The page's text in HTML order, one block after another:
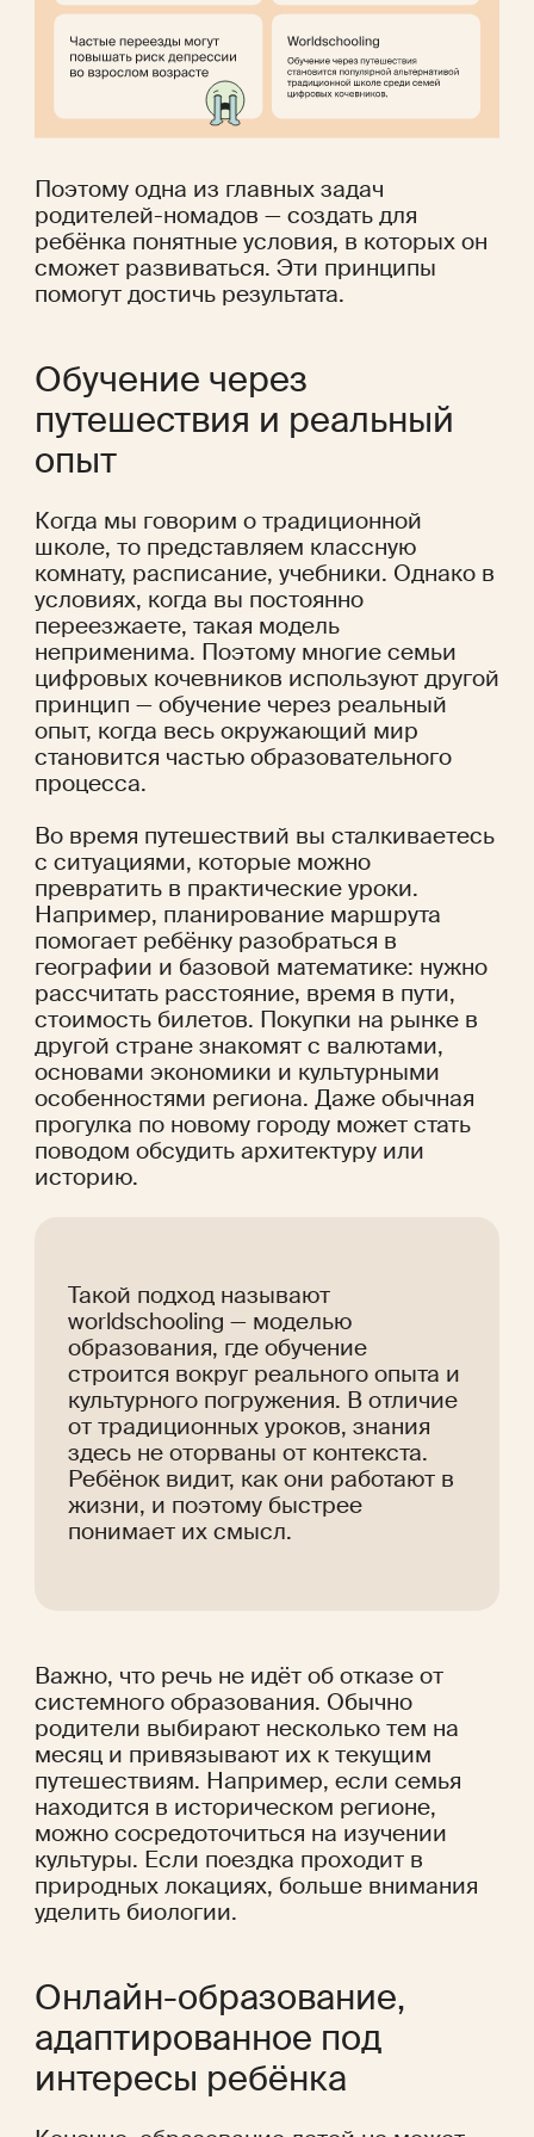
Поэтому одна из главных задач
родителей-номадов — создать для
ребёнка понятные условия, в которых он
сможет развиваться. Эти принципы
помогут достичь результата.
Обучение через
путешествия и реальный
опыт
Когда мы говорим о традиционной
школе, то представляем классную
комнату, расписание, учебники. Однако в
условиях, когда вы постоянно
переезжаете, такая модель
неприменима. Поэтому многие семьи
цифровых кочевников используют другой
принцип — обучение через реальный
опыт, когда весь окружающий мир
становится частью образовательного
процесса.
Во время путешествий вы сталкиваетесь
с ситуациями, которые можно
превратить в практические уроки.
Например, планирование маршрута
помогает ребёнку разобраться в
географии и базовой математике: нужно
рассчитать расстояние, время в пути,
стоимость билетов. Покупки на рынке в
другой стране знакомят с валютами,
основами экономики и культурными
особенностями региона. Даже обычная
прогулка по новому городу может стать
поводом обсудить архитектуру или
историю.
Такой подход называют
worldschooling — моделью
образования, где обучение
строится вокруг реального опыта и
культурного погружения. В отличие
от традиционных уроков, знания
здесь не оторваны от контекста.
Ребёнок видит, как они работают в
жизни, и поэтому быстрее
понимает их смысл.
Важно, что речь не идёт об отказе от
системного образования. Обычно
родители выбирают несколько тем на
месяц и привязывают их к текущим
путешествиям. Например, если семья
находится в историческом регионе,
можно сосредоточиться на изучении
культуры. Если поездка проходит в
природных локациях, больше внимания
уделить биологии.
Онлайн-образование,
адаптированное под
интересы ребёнка